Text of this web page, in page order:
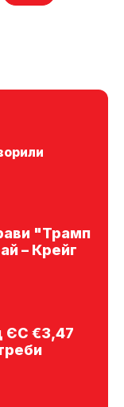
"Трамп
– Крейг
ЄС €3,47